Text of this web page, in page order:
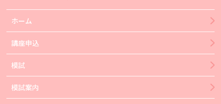
ホーム
講座申込
模試
模試案内